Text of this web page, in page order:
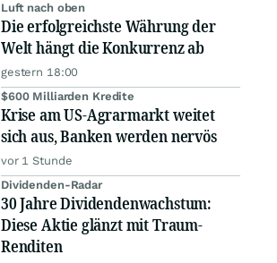
Luft nach oben
Die erfolgreichste Währung der
Welt hängt die Konkurrenz ab
gestern 18:00
$600 Milliarden Kredite
Krise am US-Agrarmarkt weitet
sich aus, Banken werden nervös
vor 1 Stunde
Dividenden-Radar
30 Jahre Dividendenwachstum:
Diese Aktie glänzt mit Traum-
Renditen